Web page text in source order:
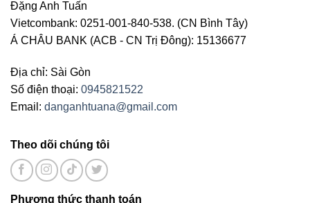
Đặng Anh Tuấn
Vietcombank: 0251-001-840-538. (CN Bình Tây)
Á CHÂU BANK (ACB - CN Trị Đông): 15136677
Địa chỉ: Sài Gòn
Số điện thoại: 0945821522
Email: danganhtuana@gmail.com
Theo dõi chúng tôi
Phương thức thanh toán